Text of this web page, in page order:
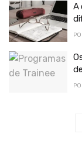
A